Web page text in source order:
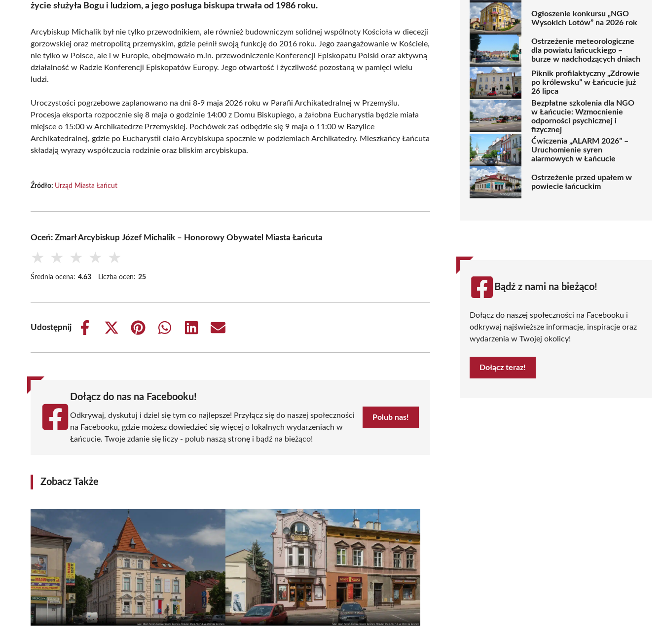
życie służyła Bogu i ludziom, a jego posługa biskupa trwała od 1986 roku.
Arcybiskup Michalik był nie tylko przewodnikiem, ale również budowniczym solidnej wspólnoty Kościoła w diecezji
gorzowskiej oraz metropolitą przemyskim, gdzie pełnił swoją funkcję do 2016 roku. Jego zaangażowanie w Kościele,
nie tylko w Polsce, ale i w Europie, obejmowało m.in. przewodniczenie Konferencji Episkopatu Polski oraz aktywną
działalność w Radzie Konferencji Episkopatów Europy. Jego otwartość i życzliwość pozostaną w pamięci wielu
ludzi.
Uroczystości pogrzebowe zaplanowano na dni 8-9 maja 2026 roku w Parafii Archikatedralnej w Przemyślu.
Procesja eksporta rozpocznie się 8 maja o godzinie 14:00 z Domu Biskupiego, a żałobna Eucharystia będzie miała
miejsce o 15:00 w Archikatedrze Przemyskiej. Pochówek zaś odbędzie się 9 maja o 11:00 w Bazylice
Archikatedralnej, gdzie po Eucharystii ciało Arcybiskupa spocznie w podziemiach Archikatedry. Mieszkańcy Łańcuta
składają wyrazy współczucia rodzinie oraz bliskim arcybiskupa.
Źródło: Urząd Miasta Łańcut
Oceń: Zmarł Arcybiskup Józef Michalik – Honorowy Obywatel Miasta Łańcuta
★ ★ ★ ★ ★
Średnia ocena: 4.63 Liczba ocen: 25
Udostępnij
Share
Share
(Twitter)
Share
Share
Share
Share
Dołącz do nas na Facebooku!
Odkrywaj, dyskutuj i dziel się tym co najlepsze! Przyłącz się do naszej społeczności
na Facebooku, gdzie możesz dowiedzieć się więcej o lokalnych wydarzeniach w
Łańcucie. Twoje zdanie się liczy - polub naszą stronę i bądź na bieżąco!
Polub nas!
Zobacz Także
Ogłoszenie konkursu „NGO
Wysokich Lotów” na 2026 rok
Ostrzeżenie meteorologiczne
dla powiatu łańcuckiego –
burze w nadchodzących dniach
Piknik profilaktyczny „Zdrowie
po królewsku” w Łańcucie już
26 lipca
Bezpłatne szkolenia dla NGO
w Łańcucie: Wzmocnienie
odporności psychicznej i
fizycznej
Ćwiczenia „ALARM 2026” –
Uruchomienie syren
alarmowych w Łańcucie
Ostrzeżenie przed upałem w
powiecie łańcuckim
Bądź z nami na bieżąco!
Dołącz do naszej społeczności na Facebooku i
odkrywaj najświeższe informacje, inspiracje oraz
wydarzenia w Twojej okolicy!
Dołącz teraz!